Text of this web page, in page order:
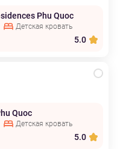
Phu Quoc
Детская кровать
5.0
Quoc
Детская кровать
5.0